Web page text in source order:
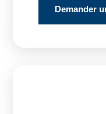
Demander